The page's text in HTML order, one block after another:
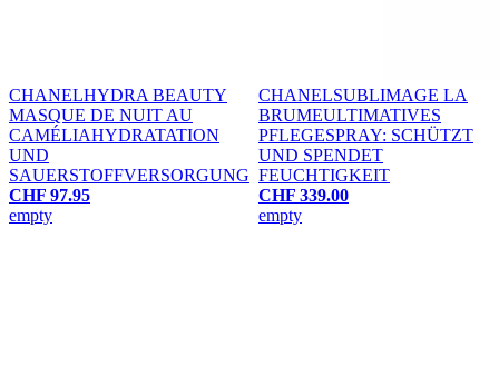
CHANELHYDRA BEAUTY
MASQUE DE NUIT AU
CAMÉLIAHYDRATATION
UND
SAUERSTOFFVERSORGUNG
CHF 97.95
empty
CHANELSUBLIMAGE LA
BRUMEULTIMATIVES
PFLEGESPRAY: SCHÜTZT
UND SPENDET
FEUCHTIGKEIT
CHF 339.00
empty